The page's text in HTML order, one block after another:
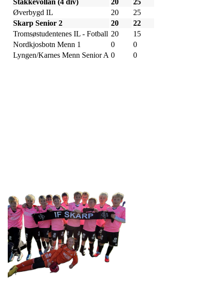
Stakkevollan (4 div)
20
25
Øverbygd IL
20
25
Skarp Senior 2
20
22
Tromsøstudentenes IL - Fotball 20
15
Nordkjosbotn Menn 1
0
0
Lyngen/Karnes Menn Senior A 0 0